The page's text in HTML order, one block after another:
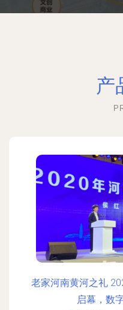
产
老家河南黄河之礼
启幕，数